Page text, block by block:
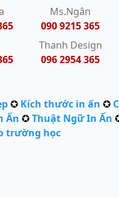
Ms.Ngân
090 9215 365
Thanh Design
096 2954 365
✪ Kích thước in ấn ✪
Ấn ✪Thuật Ngữ In Ấn
trường học